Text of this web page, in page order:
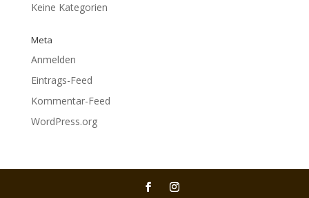
Keine Kategorien
Meta
Anmelden
Eintrags-Feed
Kommentar-Feed
WordPress.org